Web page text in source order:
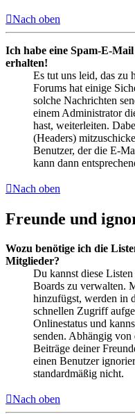
Nach oben
Ich habe eine Spam-E-
erhalten!
Es tut uns leid, das zu
Forums hat einige
solche Nachrichten
einem Administrator
hast, weiterleiten.
(Headers)
Benutzer, der die E-
kann dann
Nach oben
Freunde und
Wozu benötige ich die
Mitglieder?
Du kannst diese
Boards zu verwalten.
hinzufügst, werden in
schnellen Zugriff
Onlinestatus und
senden. Abhängig von
Beiträge deiner
einen Benutzer
standardmäßig nicht.
Nach oben